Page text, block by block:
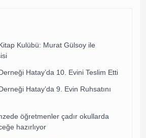
Kulübü: Murat Gülsoy ile
Hatay’da 10. Evini Teslim Etti
Hatay’da 9. Evin Ruhsatını
öğretmenler çadır okullarda
hazırlıyor